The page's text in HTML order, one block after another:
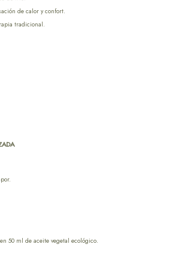
de calor y confort.
tradicional.
50 ml de aceite vegetal ecológico.